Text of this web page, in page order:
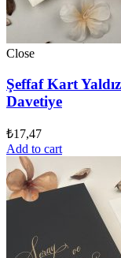
Close
Şeffaf Kart
Davetiye
₺17,47
Add to cart